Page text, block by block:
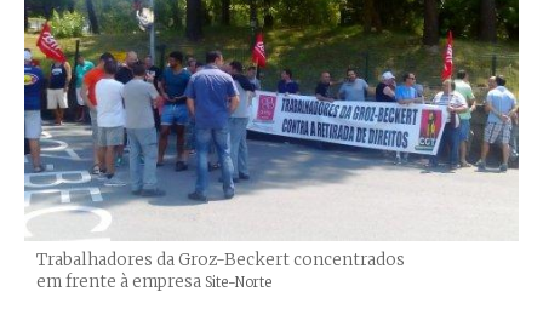
Trabalhadores da Groz-Beckert concentrados
em frente à empresa Créditos
Site-Norte